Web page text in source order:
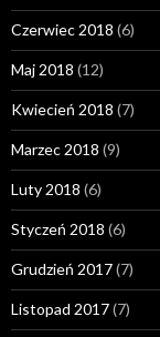
Czerwiec 2018 (6)
Maj 2018 (12)
Kwiecień 2018 (7)
Marzec 2018 (9)
Luty 2018 (6)
Styczeń 2018 (6)
Grudzień 2017(7)
Listopad 2017(7)